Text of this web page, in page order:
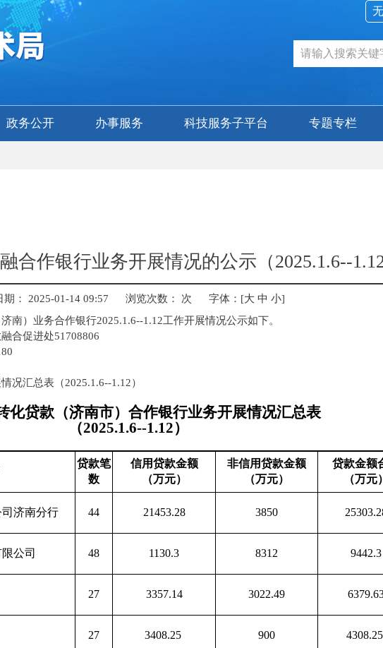
政务公开 办事服务 科技服务子平台 专题专栏
合作银行业务开展情况的公示（2025.1.6--1.12
期： 2025-01-14 09:57 浏览次数： 次 字体： [大 中 小]
南）业务合作银行2025.1.6--1.12工作开展情况公示如下。
合促进处51708806
况汇总表（2025.1.6--1.12）
化贷款（济南市）合作银行业务开展情况汇总表
（2025.1.6--1.12）
贷款笔
数
信用贷款金额
（万元）
非信用贷款金额
（万元）
贷款金额
（万元）
济南分行 44 21453.28 3850
公司 48 1130.3 8312 9442.3
27 3357.14 3022.49
27 3408.25 900 4308.25